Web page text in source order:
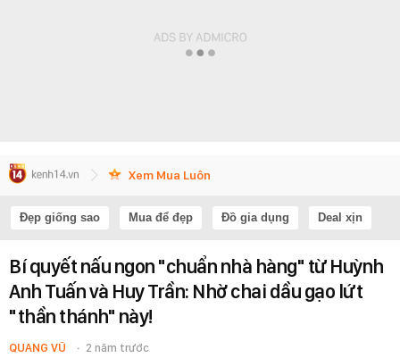
Xem Mua Luôn
Đẹp giống sao Mua để đẹp Đồ gia dụng Deal xịn
Bí quyết nấu ngon "chuẩn nhà hàng" từ Huỳnh
Anh Tuấn và Huy Trần: Nhờ chai dầu gạo lứt
"thần thánh" này!
QUANG VŨ 2 năm trước